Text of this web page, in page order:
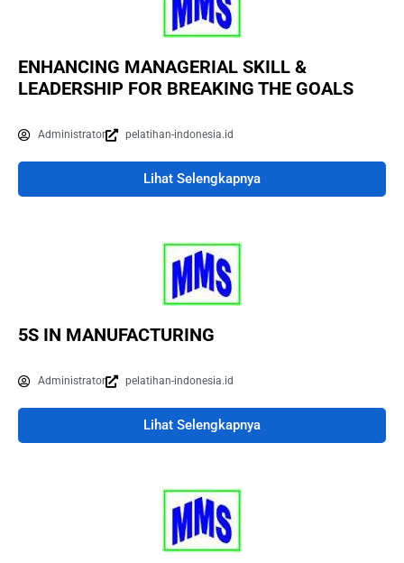
ENHANCING MANAGERIAL SKILL &
LEADERSHIP FOR BREAKING THE GOALS
Administrator pelatihan-indonesia.id
Lihat Selengkapnya
5S IN MANUFACTURING
Administrator pelatihan-indonesia.id
Lihat Selengkapnya